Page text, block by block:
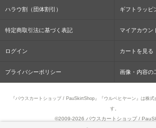
ハラウ割（団体割引） ギフトラッピ
特定商取引法に基づく表記 マイアカウン
ログイン カートを見る
プライバシーポリシー 画像・内容の
『パウスカートショップ / PauSkirtShop』『ウルベヒヤーン』は株
す。
©2009-2026 パウスカートショップ /